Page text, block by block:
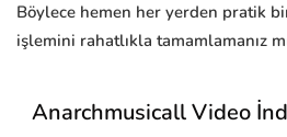
Böylece hemen her yerden pratik
işlemini rahatlıkla tamamlamanız
Anarchmusicall Video